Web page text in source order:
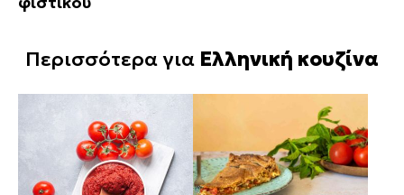
Περισσότερα για Ελληνική κουζίνα